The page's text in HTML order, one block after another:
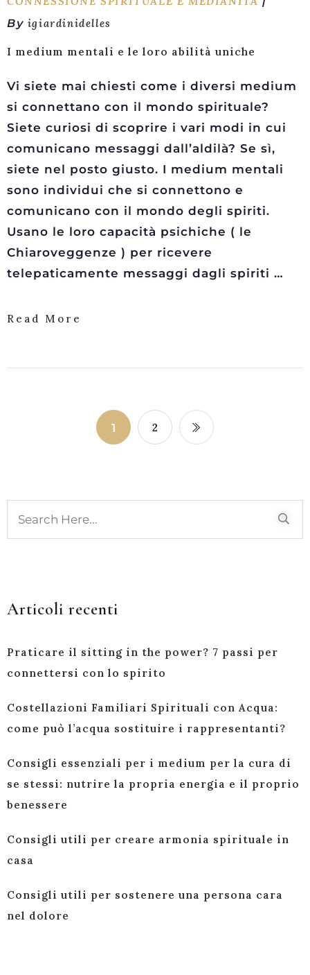
By igiardinidelles
I medium mentali e le loro abilità uniche
Vi siete mai chiesti come i diversi medium
si connettano con il mondo spirituale?
Siete curiosi di scoprire i vari modi in cui
comunicano messaggi dall’aldilà? Se sì,
siete nel posto giusto. I medium mentali
sono individui che si connettono e
comunicano con il mondo degli spiriti.
Usano le loro capacità psichiche ( le
Chiaroveggenze ) per ricevere
telepaticamente messaggi dagli spiriti …
Read More
1 2
Articoli recenti
Praticare il sitting in the power? 7 passi per
connettersi con lo spirito
Costellazioni Familiari Spirituali con Acqua:
come può l’acqua sostituire i rappresentanti?
Consigli essenziali per i medium per la cura di
se stessi: nutrire la propria energia e il proprio
benessere
Consigli utili per creare armonia spirituale in
casa
Consigli utili per sostenere una persona cara
nel dolore